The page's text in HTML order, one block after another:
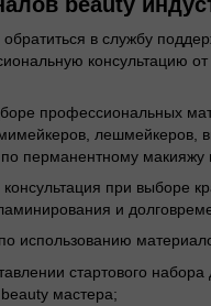
в службу
консультацию
профессиональных
лешмейкеров,
по перманентному макияжу
при выборе
и
использованию
стартового набора
мастера;